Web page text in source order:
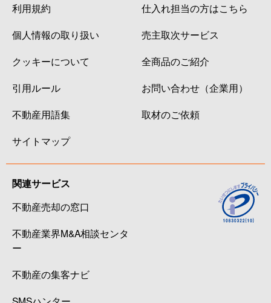
利用規約
個人情報の取り扱い
クッキーについて
引用ルール
不動産用語集
サイトマップ
仕入れ担当の方はこちら
売主取次サービス
全商品のご紹介
お問い合わせ（企業用）
取材のご依頼
関連サービス
不動産売却の窓口
不動産業界M&A相談センタ
ー
不動産の集客ナビ